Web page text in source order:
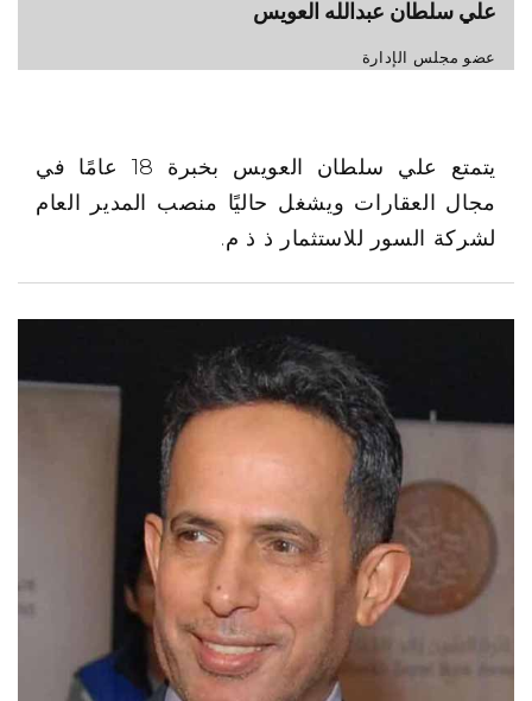
علي سلطان عبدالله العويس
عضو مجلس الإدارة
يتمتع علي سلطان العويس بخبرة 18 عامًا في
مجال العقارات ويشغل حاليًا منصب المدير العام
لشركة السور للاستثمار ذ ذ م.